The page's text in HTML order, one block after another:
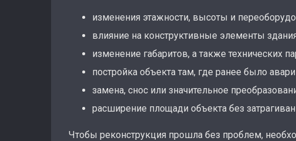
изменения этажности, высоты и
влияние на конструктивные элементы
изменение габаритов, а также технических
постройка объекта там, где ранее было
замена, снос или значительное
расширение площади объекта без
Чтобы реконструкция прошла без проблем,